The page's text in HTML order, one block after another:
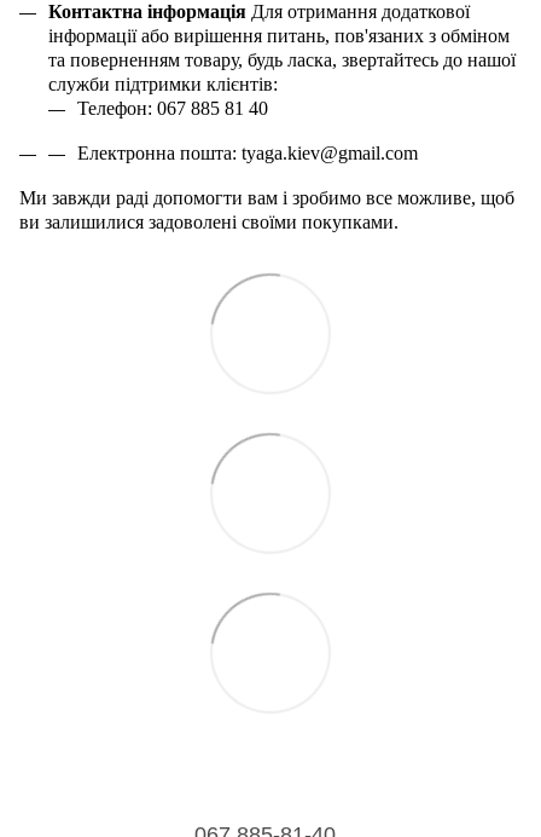
Контактна інформація Для отримання додаткової
інформації або вирішення питань, пов'язаних з обміном
та поверненням товару, будь ласка, звертайтесь до нашої
служби підтримки клієнтів:
Телефон: 067 885 81 40
Електронна пошта: tyaga.kiev@gmail.com
Ми завжди раді допомогти вам і зробимо все можливе, щоб
ви залишилися задоволені своїми покупками.